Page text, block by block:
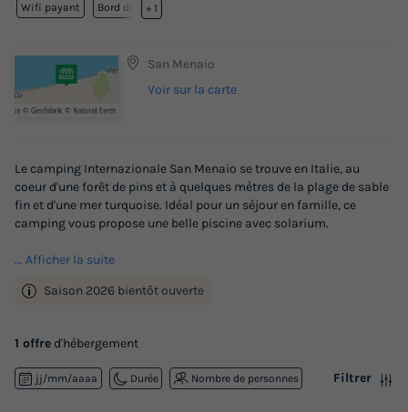
Wifi payant Bord de mer
+ 1
San Menaio
Voir sur la carte
Le camping Internazionale San Menaio se trouve en Italie, au
coeur d'une forêt de pins et à quelques mètres de la plage de sable
fin et d'une mer turquoise. Idéal pour un séjour en famille, ce
camping vous propose une belle piscine avec solarium.
... Afficher la suite
Saison 2026 bientôt ouverte
1 offre d'hébergement
jj/mm/aaaa Durée Nombre de personnes Filtrer